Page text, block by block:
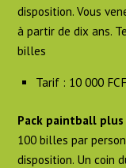
disposition. Vous
à partir de dix ans.
billes
Tarif : 10 000
Pack paintball
100 billes par
disposition. Un coin